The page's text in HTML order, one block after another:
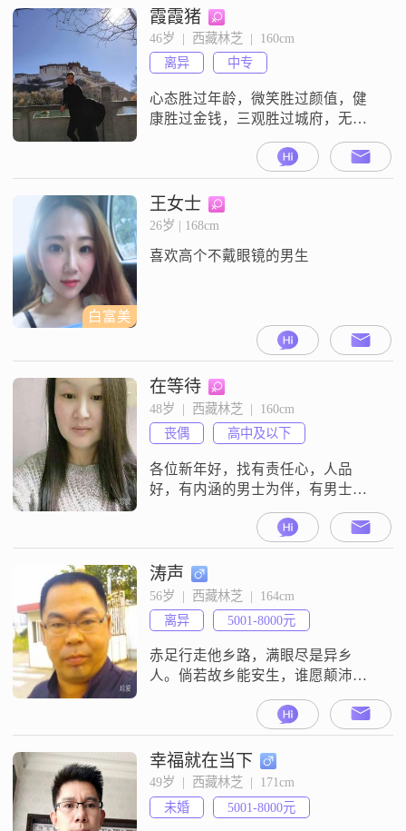
霞霞猪
46岁  |  西藏林芝  |  160cm
离异
中专
心态胜过年龄，微笑胜过颜值，健
康胜过金钱，三观胜过城府，无论
经历了什么，都不能丢掉善良和感
恩，相信自己，终会遇见幸福和温
暖##2026####2026##
白富美
王女士
26岁 | 168cm
喜欢高个不戴眼镜的男生
在等待
48岁  |  西藏林芝  |  160cm
丧偶
高中及以下
各位新年好，找有责任心，人品
好，有内涵的男士为伴，有男士给
我发了很多红信，不好意思我不是
会员看不到你发的信息，也回不了
你，谢谢
涛声
56岁  |  西藏林芝  |  164cm
离异
5001-8000元
赤足行走他乡路，满眼尽是异乡
人。倘若故乡能安生，谁愿颠沛做
幸福就在当下
49岁  |  西藏林芝  |  171cm
未婚
5001-8000元